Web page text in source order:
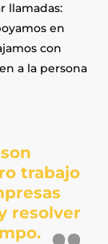
llamadas:
en
con
a la persona
trabajo
resolver